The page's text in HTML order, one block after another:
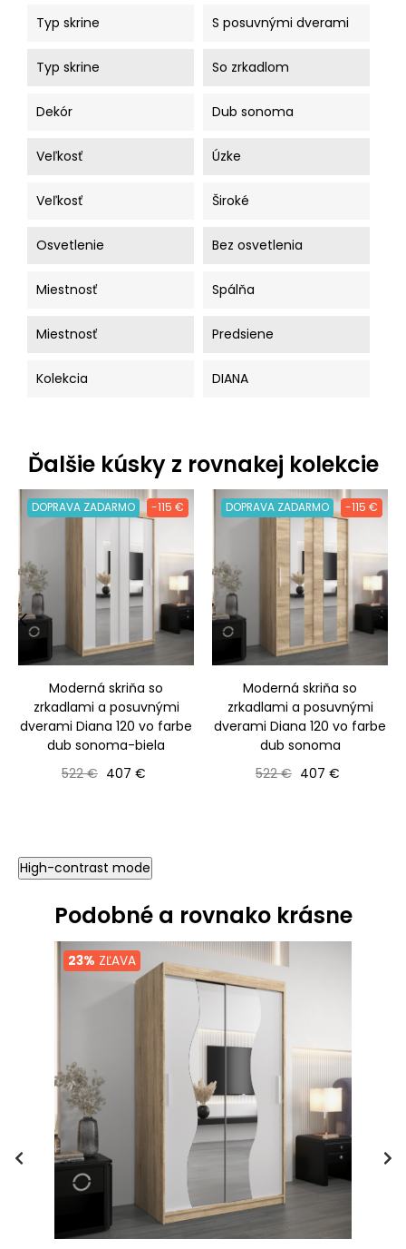
Typ skrine S posuvnými dverami
Typ skrine So zrkadlom
Dekór Dub sonoma
Veľkosť Úzke
Veľkosť Široké
Osvetlenie Bez osvetlenia
Miestnosť Spálňa
Miestnosť Predsiene
Kolekcia DIANA
Ďalšie kúsky z rovnakej kolekcie
DOPRAVA ZADARMO -115 €
Moderná skriňa so
zrkadlami a posuvnými
dverami Diana 120 vo farbe
dub sonoma-biela
Bežná cena
522 € Cena
407 €
DOPRAVA ZADARMO -115 €
Moderná skriňa so
zrkadlami a posuvnými
dverami Diana 120 vo farbe
dub sonoma
Bežná cena
522 € Cena
407 €
High-contrast mode
Podobné a rovnako krásne
23% ZĽAVA